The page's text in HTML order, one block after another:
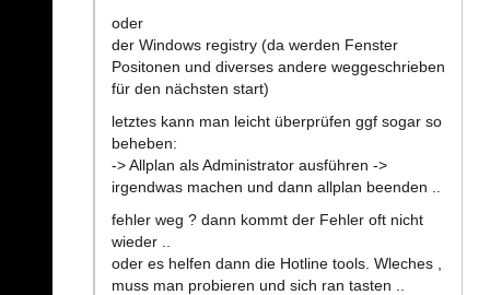
oder
der Windows registry (da werden Fenster
Positonen und diverses andere weggeschrieben
für den nächsten start)
letztes kann man leicht überprüfen ggf sogar so
beheben:
-> Allplan als Administrator ausführen ->
irgendwas machen und dann allplan beenden ..
fehler weg ? dann kommt der Fehler oft nicht
wieder ..
oder es helfen dann die Hotline tools. Wleches ,
muss man probieren und sich ran tasten ..